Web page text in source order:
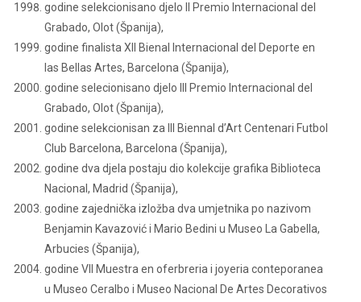
godine selekcionisano djelo II Premio Internacional del
Grabado, Olot (Španija),
godine finalista XII Bienal Internacional del Deporte en
las Bellas Artes, Barcelona (Španija),
godine selecionisano djelo III Premio Internacional del
Grabado, Olot (Španija),
godine selekcionisan za III Biennal d’Art Centenari Futbol
Club Barcelona, Barcelona (Španija),
godine dva djela postaju dio kolekcije grafika Biblioteca
Nacional, Madrid (Španija),
godine zajednička izložba dva umjetnika po nazivom
Benjamin Kavazović i Mario Bedini u Museo La Gabella,
Arbucies (Španija),
godine VII Muestra en oferbreria i joyeria conteporanea
u Museo Ceralbo i Museo Nacional De Artes Decorativos